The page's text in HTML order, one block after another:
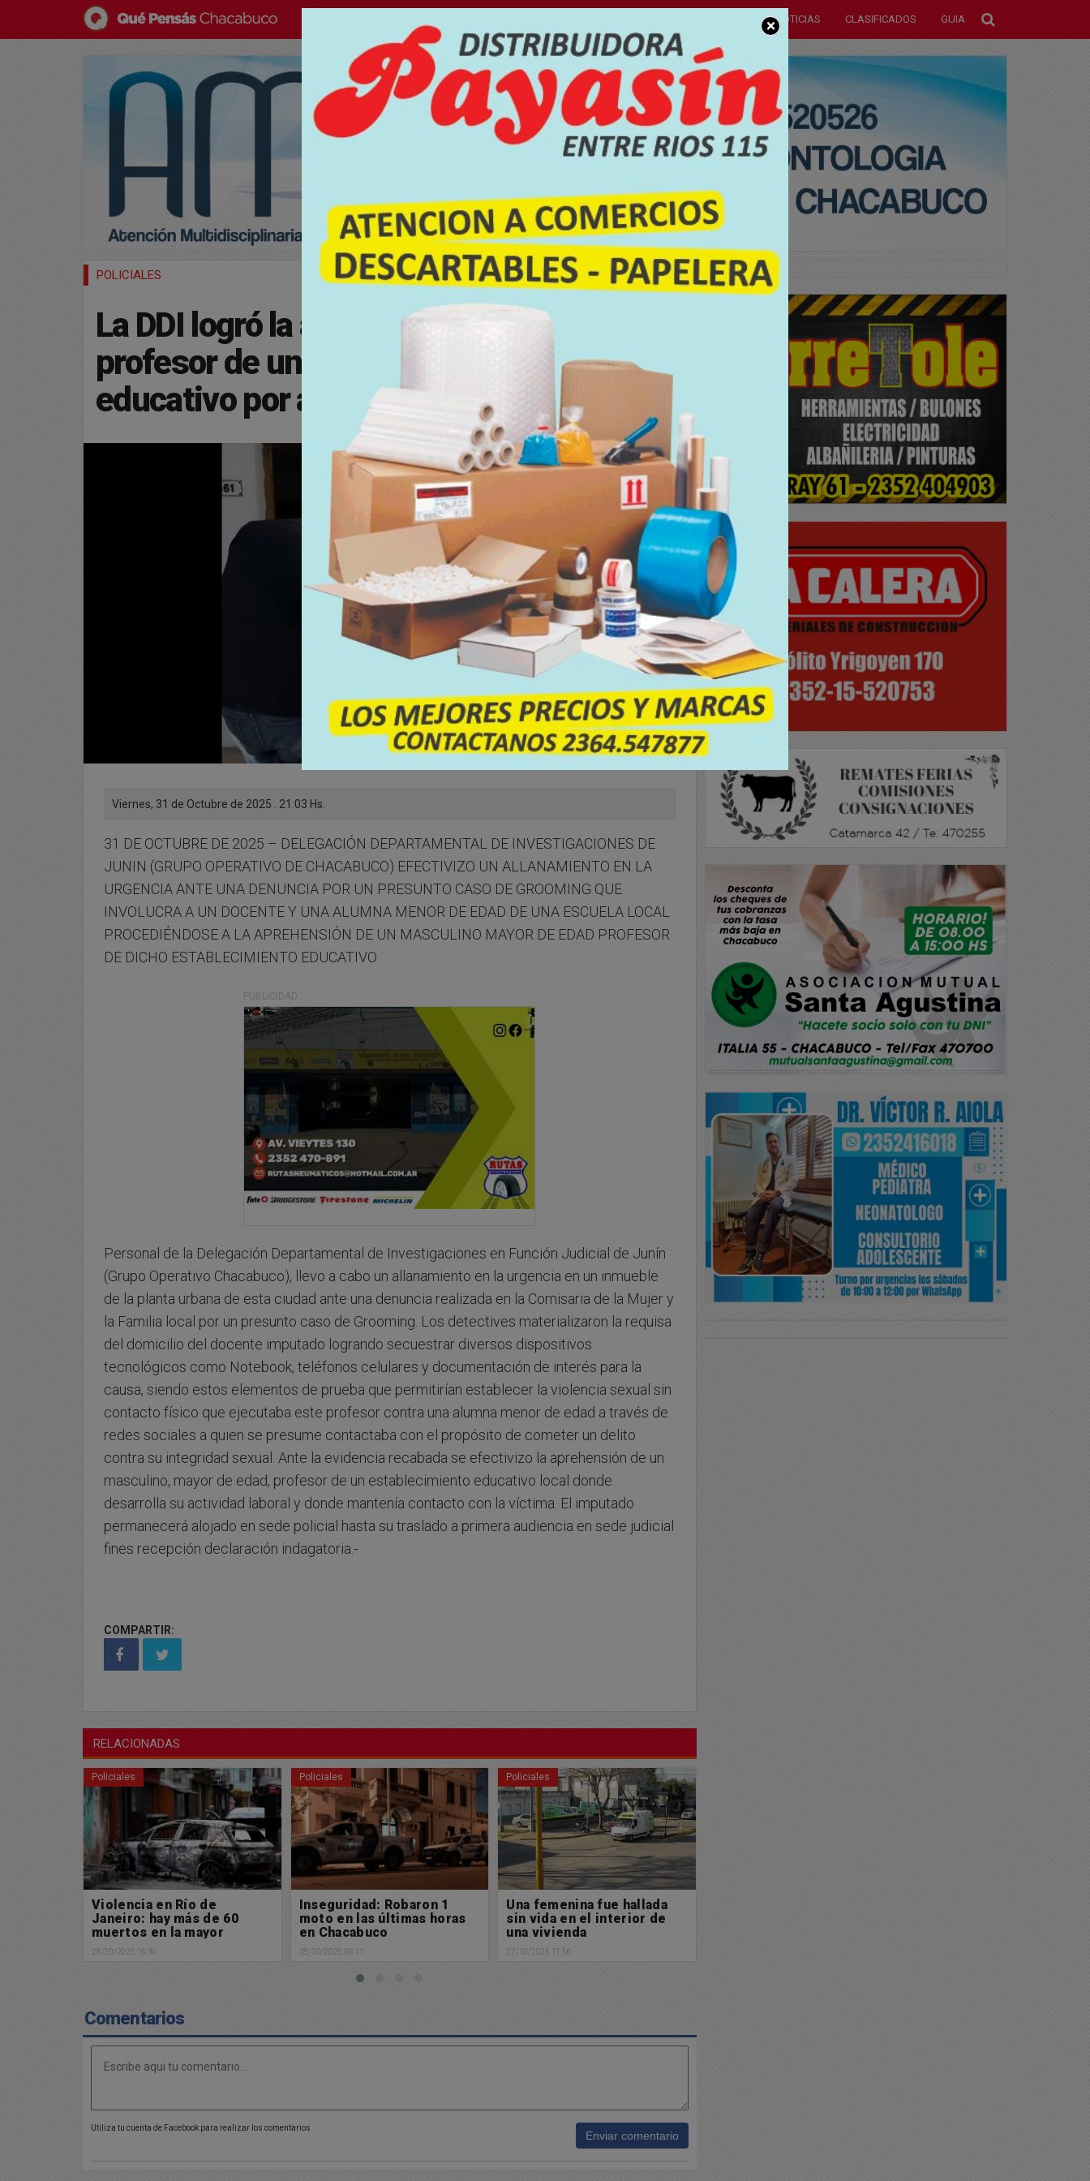
×NOTICIAS CLASIFICADOS GUIA
POLICIALES
La DDI logró la aprehensión de un
profesor de un establecimiento
educativo por acoso de Grooming
Viernes, 31 de Octubre de 2025 . 21:03 Hs.
31 DE OCTUBRE DE 2025 – DELEGACIÓN DEPARTAMENTAL DE INVESTIGACIONES DE
JUNIN (GRUPO OPERATIVO DE CHACABUCO) EFECTIVIZO UN ALLANAMIENTO EN LA
URGENCIA ANTE UNA DENUNCIA POR UN PRESUNTO CASO DE GROOMING QUE
INVOLUCRA A UN DOCENTE Y UNA ALUMNA MENOR DE EDAD DE UNA ESCUELA LOCAL
PROCEDIÉNDOSE A LA APREHENSIÓN DE UN MASCULINO MAYOR DE EDAD PROFESOR
DE DICHO ESTABLECIMIENTO EDUCATIVO
PUBLICIDAD
Personal de la Delegación Departamental de Investigaciones en Función Judicial de Junín
(Grupo Operativo Chacabuco), llevo a cabo un allanamiento en la urgencia en un inmueble
de la planta urbana de esta ciudad ante una denuncia realizada en la Comisaria de la Mujer y
la Familia local por un presunto caso de Grooming. Los detectives materializaron la requisa
del domicilio del docente imputado logrando secuestrar diversos dispositivos
tecnológicos como Notebook, teléfonos celulares y documentación de interés para la
causa, siendo estos elementos de prueba que permitirían establecer la violencia sexual sin
contacto físico que ejecutaba este profesor contra una alumna menor de edad a través de
redes sociales a quien se presume contactaba con el propósito de cometer un delito
contra su integridad sexual. Ante la evidencia recabada se efectivizo la aprehensión de un
masculino, mayor de edad, profesor de un establecimiento educativo local donde
desarrolla su actividad laboral y donde mantenía contacto con la víctima. El imputado
permanecerá alojado en sede policial hasta su traslado a primera audiencia en sede judicial
fines recepción declaración indagatoria.-
COMPARTIR:
RELACIONADAS
Policiales
Inseguridad: Robaron 1
moto en las últimas horas
en Chacabuco
28/10/2025 08:11
Policiales
Una femenina fue hallada
sin vida en el interior de
una vivienda
27/10/2025 11:56
Policiales
Un terrible accidente
Laboral se cobró la vida de
un trabajador
27/10/2025 09:29
Comentarios
Utiliza tu cuenta de Facebook para realizar los comentarios
Enviar comentario